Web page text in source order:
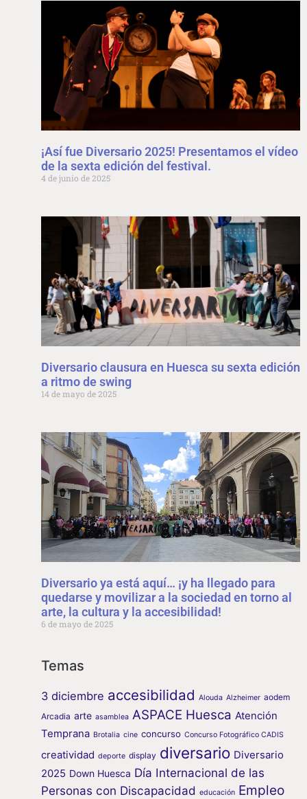
¡Así fue Diversario 2025! Presentamos el vídeo
de la sexta edición del festival.
4 de junio de 2025
Diversario clausura en Huesca su sexta edición
a ritmo de swing
14 de mayo de 2025
Diversario ya está aquí… ¡y ha llegado para
quedarse y movilizar a la sociedad en torno al
arte, la cultura y la accesibilidad!
6 de mayo de 2025
Temas
3 diciembre accesibilidad Alouda Alzheimer aodem
Arcadia arte asamblea ASPACE Huesca Atención
Temprana Brotalia cine concurso Concurso Fotográfico CADIS
creatividad deporte display diversario Diversario
2025 Down Huesca Día Internacional de las
Personas con Discapacidad educación Empleo